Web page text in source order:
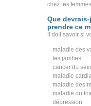
chez les
Que
prendre ce
Il doit savoir si
maladie des
les jambes
cancer du
maladie
maladie des
maladie du
dépression